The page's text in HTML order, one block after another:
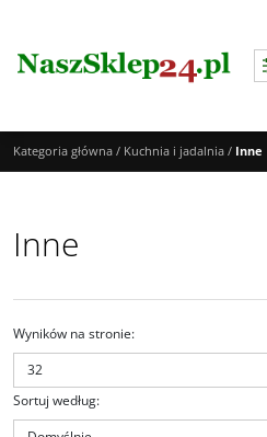
Kategoria główna / Kuchnia i jadalnia / Inne
Inne
Wyników na stronie:
Sortuj według: